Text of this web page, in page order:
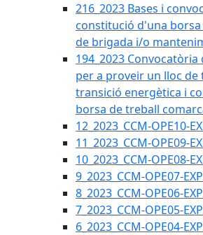
216_2023 Bases i
constitució d'una
de brigada i/o
194_2023
per a proveir un lloc de
transició energètica i
borsa de treball
12_2023_CCM-OPE10-
11_2023_CCM-OPE09-
10_2023_CCM-OPE08-
9_2023_CCM-OPE07-
8_2023_CCM-OPE06-
7_2023_CCM-OPE05-
6_2023_CCM-OPE04-